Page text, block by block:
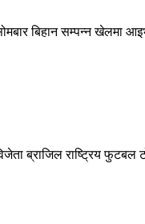
बिहान सम्पन्न खेलमा
ब्राजिल राष्ट्रिय फुटबल